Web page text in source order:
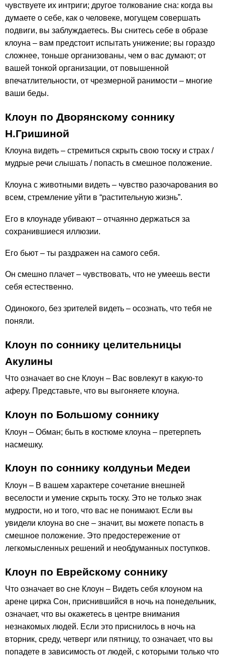
чувствуете их интриги; другое толкование сна: когда вы
думаете о себе, как о человеке, могущем совершать
подвиги, вы заблуждаетесь. Вы снитесь себе в образе
клоуна – вам предстоит испытать унижение; вы гораздо
сложнее, тоньше организованы, чем о вас думают; от
вашей тонкой организации, от повышенной
впечатлительности, от чрезмерной ранимости – многие
ваши беды.
Клоун по Дворянскому соннику
Н.Гришиной
Клоуна видеть – стремиться скрыть свою тоску и страх /
мудрые речи слышать / попасть в смешное положение.
Клоуна с животными видеть – чувство разочарования во
всем, стремление уйти в “растительную жизнь”.
Его в клоунаде убивают – отчаянно держаться за
сохранившиеся иллюзии.
Его бьют – ты раздражен на самого себя.
Он смешно плачет – чувствовать, что не умеешь вести
себя естественно.
Одинокого, без зрителей видеть – осознать, что тебя не
поняли.
Клоун по соннику целительницы
Акулины
Что означает во сне Клоун – Вас вовлекут в какую-то
аферу. Представьте, что вы выгоняете клоуна.
Клоун по Большому соннику
Клоун – Обман; быть в костюме клоуна – претерпеть
насмешку.
Клоун по соннику колдуньи Медеи
Клоун – В вашем характере сочетание внешней
веселости и умение скрыть тоску. Это не только знак
мудрости, но и того, что вас не понимают. Если вы
увидели клоуна во сне – значит, вы можете попасть в
смешное положение. Это предостережение от
легкомысленных решений и необдуманных поступков.
Клоун по Еврейскому соннику
Что означает во сне Клоун – Видеть себя клоуном на
арене цирка Сон, приснившийся в ночь на понедельник,
означает, что вы окажетесь в центре внимания
незнакомых людей. Если это приснилось в ночь на
вторник, среду, четверг или пятницу, то означает, что вы
попадете в зависимость от людей, с которыми только что